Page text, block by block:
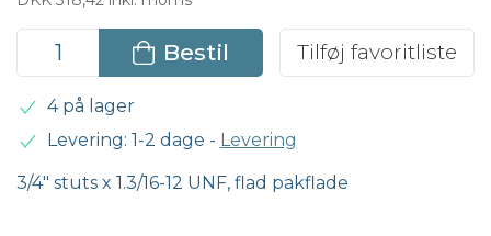
Bestil Tilføj favoritliste
4 på lager
Levering: 1-2 dage - Levering
3/4" stuts x 1.3/16-12 UNF, flad pakflade